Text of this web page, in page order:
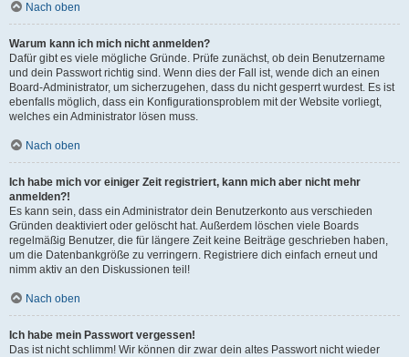
Nach oben
Warum kann ich mich nicht anmelden?
Dafür gibt es viele mögliche Gründe. Prüfe zunächst, ob dein Benutzername
und dein Passwort richtig sind. Wenn dies der Fall ist, wende dich an einen
Board-Administrator, um sicherzugehen, dass du nicht gesperrt wurdest. Es ist
ebenfalls möglich, dass ein Konfigurationsproblem mit der Website vorliegt,
welches ein Administrator lösen muss.
Nach oben
Ich habe mich vor einiger Zeit registriert, kann mich aber nicht mehr
anmelden?!
Es kann sein, dass ein Administrator dein Benutzerkonto aus verschieden
Gründen deaktiviert oder gelöscht hat. Außerdem löschen viele Boards
regelmäßig Benutzer, die für längere Zeit keine Beiträge geschrieben haben,
um die Datenbankgröße zu verringern. Registriere dich einfach erneut und
nimm aktiv an den Diskussionen teil!
Nach oben
Ich habe mein Passwort vergessen!
Das ist nicht schlimm! Wir können dir zwar dein altes Passwort nicht wieder